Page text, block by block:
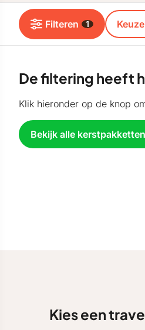
Filteren 1
De filtering heeft
Klik hieronder op de knop
Bekijk alle kerstpakketten
Kies een